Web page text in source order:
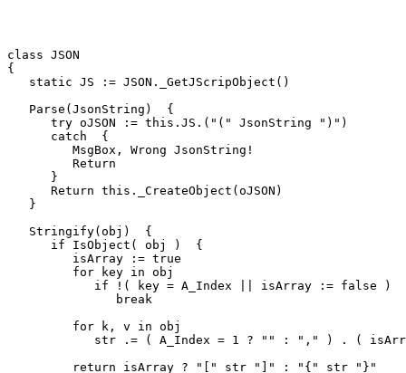
class JSON
{
   static JS := JSON._GetJScripObject()
   Parse(JsonString)  {
      try oJSON := this.JS.("(" JsonString ")")
      catch  {
         MsgBox, Wrong JsonString!
         Return
      }
      Return this._CreateObject(oJSON)
   }
   Stringify(obj)  {
      if IsObject( obj )  {
         isArray := true
         for key in obj
            if !( key = A_Index || isArray := false )
               break
         for k, v in obj
str .= ( A_Index = 1 ? "" : "," ) . (
         return isArray ? "[" str "]" : "{" str "}"